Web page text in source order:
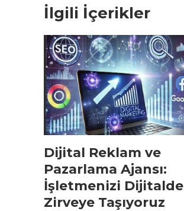
İlgili İçerikler
Dijital Reklam ve
Pazarlama Ajansı:
İşletmenizi Dijitalde
Zirveye Taşıyoruz